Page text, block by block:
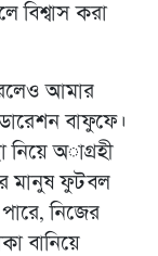
বিশ্বাস করা
আমার
বাফুফে।
নিয়ে অাগ্রহী
মানুষ ফুটবল
নিজের
বানিয়ে